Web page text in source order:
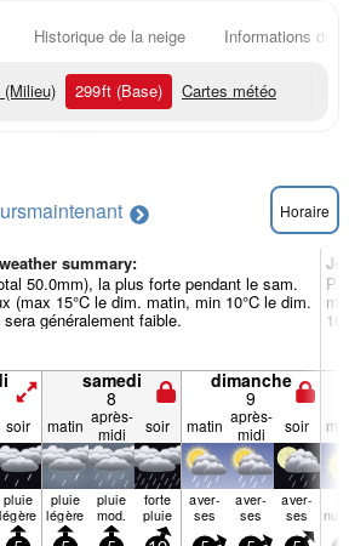
Historique de la neige Informations du
(Milieu) 299ft (Base) Cartes météo
maintenant Horaire
summary:
50.0mm), la plus forte pendant le sam.
(max 15°C le dim. matin, min 10°C le dim.
généralement faible.
samedi
8
dimanche
9
soir matin après-
midi
soir matin après-
midi
soir
pluie
légère
pluie
légère
pluie
mod.
forte
pluie
aver­
ses
aver­
ses
aver­
ses